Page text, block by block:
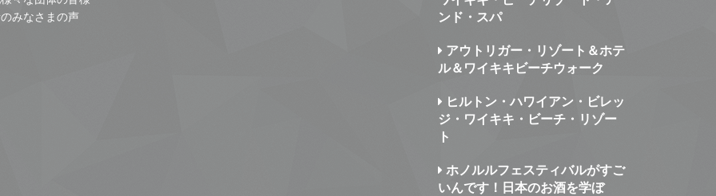
みなさまの声
ンド・スパ
アウトリガー・リゾート＆ホテ
ル＆ワイキキビーチウォーク
ヒルトン・ハワイアン・ビレッ
ジ・ワイキキ・ビーチ・リゾー
ト
ホノルルフェスティバルがすご
いんです！日本のお酒を学ぼ